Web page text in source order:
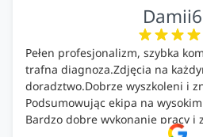
Pełen profesjonalizm, szybka
trafna diagnoza.Zdjęcia na
doradztwo.Dobrze wyszkoleni i
Podsumowując ekipa na
Bardzo dobre wykonanie pracy i